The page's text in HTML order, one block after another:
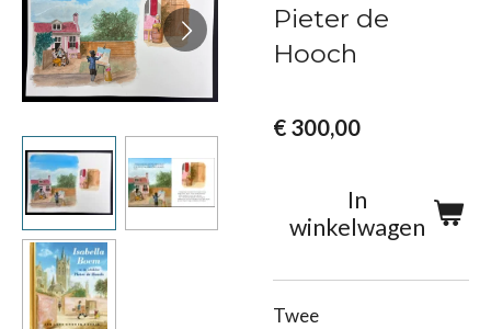
Pieter de
Hooch
€ 300,00
In
winkelwagen
Twee